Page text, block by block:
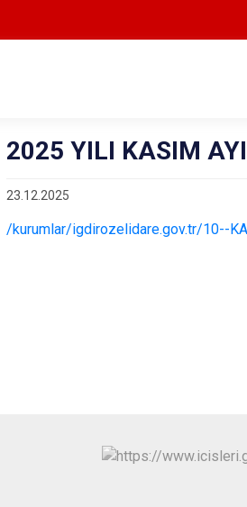
2025 YILI KASIM
23.12.2025
/kurumlar/igdirozelidare.gov.tr/10--